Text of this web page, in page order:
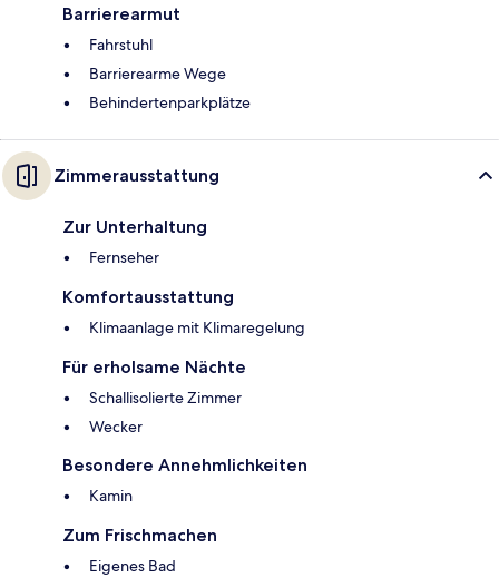
Barrierearmut
Fahrstuhl
Barrierearme Wege
Behindertenparkplätze
Zimmerausstattung
Zur Unterhaltung
Fernseher
Komfortausstattung
Klimaanlage mit Klimaregelung
Für erholsame Nächte
Schallisolierte Zimmer
Wecker
Besondere Annehmlichkeiten
Kamin
Zum Frischmachen
Eigenes Bad